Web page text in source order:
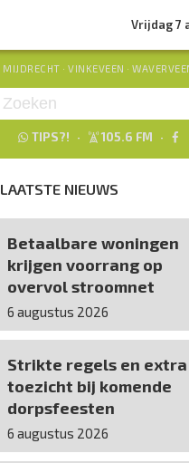
Vrijdag 7
MIJDRECHT · VINKEVEEN ·
TIPS?! · 105.6 FM ·
LAATSTE NIEUWS
Betaalbare woningen
krijgen voorrang op
overvol stroomnet
6 augustus 2026
Strikte regels en extra
toezicht bij komende
dorpsfeesten
6 augustus 2026